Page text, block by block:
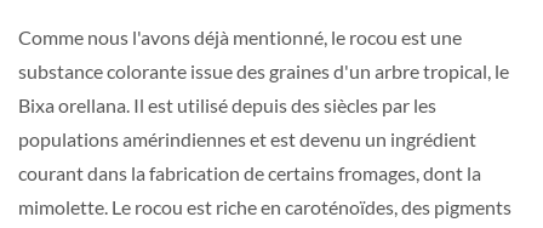
Comme nous l'avons déjà mentionné, le rocou est une
substance colorante issue des graines d'un arbre tropical, le
Bixa orellana. Il est utilisé depuis des siècles par les
populations amérindiennes et est devenu un ingrédient
courant dans la fabrication de certains fromages, dont la
mimolette. Le rocou est riche en caroténoïdes, des pigments